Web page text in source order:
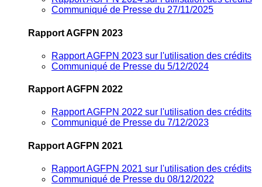
Communiqué de Presse du 27/11/2025
Rapport AGFPN 2023
Rapport AGFPN 2023 sur l'utilisation des crédits
Communiqué de Presse du 5/12/2024
Rapport AGFPN 2022
Rapport AGFPN 2022 sur l'utilisation des crédits
Communiqué de Presse du 7/12/2023
Rapport AGFPN 2021
Rapport AGFPN 2021 sur l'utilisation des crédits
Communiqué de Presse du 08/12/2022